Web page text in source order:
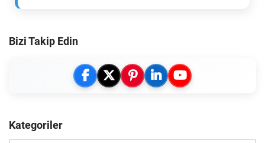
Bizi Takip Edin
Kategoriler